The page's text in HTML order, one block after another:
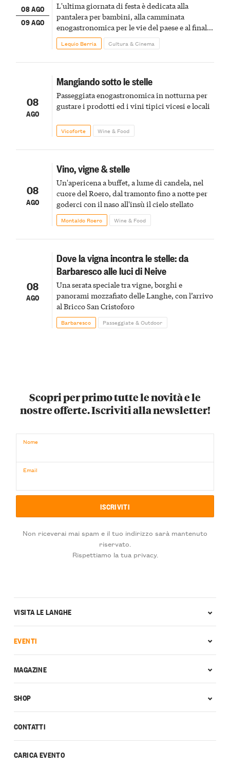
08 AGO
09 AGO
L'ultima giornata di festa è dedicata alla
pantalera per bambini, alla camminata
enogastronomica per le vie del paese e al finale
pirotecnico
Lequio Berria Cultura & Cinema
08
AGO
Mangiando sotto le stelle
Passeggiata enogastronomica in notturna per
gustare i prodotti ed i vini tipici vicesi e locali
Vicoforte Wine & Food
08
AGO
Vino, vigne & stelle
Un'apericena a buffet, a lume di candela, nel
cuore del Roero, dal tramonto fino a notte per
goderci con il naso all'insù il cielo stellato
Montaldo Roero Wine & Food
08
AGO
Dove la vigna incontra le stelle: da
Barbaresco alle luci di Neive
Una serata speciale tra vigne, borghi e
panorami mozzafiato delle Langhe, con l’arrivo
al Bricco San Cristoforo
Barbaresco Passeggiate & Outdoor
Scopri per primo tutte le novità e le
nostre offerte. Iscriviti alla newsletter!
Nome
Email
Non riceverai mai spam e il tuo indirizzo sarà mantenuto
riservato.
Rispettiamo la tua privacy.
CONTATTI
CARICA EVENTO
VISITA LE LANGHE
EVENTI
MAGAZINE
SHOP